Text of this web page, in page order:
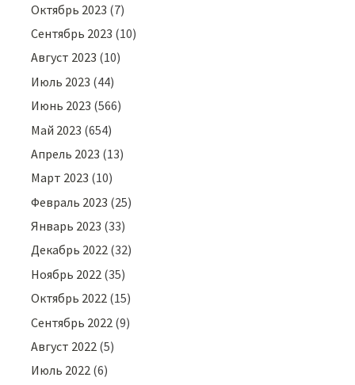
Октябрь 2023 (7)
Сентябрь 2023 (10)
Август 2023 (10)
Июль 2023 (44)
Июнь 2023 (566)
Май 2023 (654)
Апрель 2023 (13)
Март 2023 (10)
Февраль 2023 (25)
Январь 2023 (33)
Декабрь 2022 (32)
Ноябрь 2022 (35)
Октябрь 2022 (15)
Сентябрь 2022 (9)
Август 2022 (5)
Июль 2022 (6)